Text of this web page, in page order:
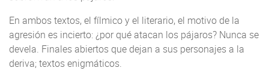
En ambos textos, el fílmico y el literario, el motivo de la
agresión es incierto: ¿por qué atacan los pájaros? Nunca se
devela. Finales abiertos que dejan a sus personajes a la
deriva; textos enigmáticos.